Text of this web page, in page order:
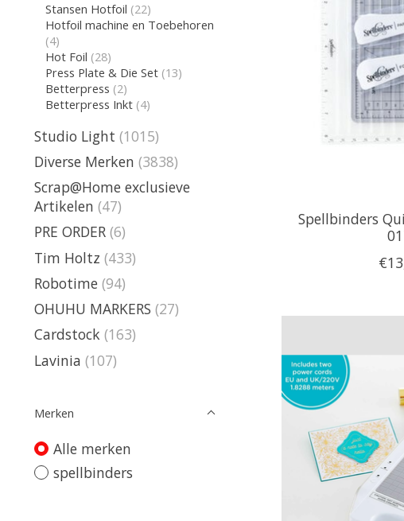
Stansen Hotfoil (22)
Hotfoil machine en Toebehoren
(4)
Hot Foil (28)
Press Plate & Die Set (13)
Betterpress (2)
Betterpress Inkt (4)
Studio Light (1015)
Diverse Merken (3838)
Scrap@Home exclusieve
Artikelen (47)
PRE ORDER (6)
Tim Holtz (433)
Robotime (94)
OHUHU MARKERS (27)
Cardstock (163)
Lavinia (107)
Merken
Alle merken
spellbinders
Spellbinders